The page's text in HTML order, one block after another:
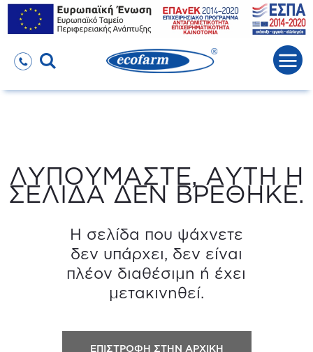
ΛΥΠΟΥΜΑΣΤΕ, ΑΥΤΗ Η
ΣΕΛΙΔΑ ΔΕΝ ΒΡΕΘΗΚΕ.
Η σελίδα που ψάχνετε
δεν υπάρχει, δεν είναι
πλέον διαθέσιμη ή έχει
μετακινηθεί.
ΕΠΙΣΤΡΟΦΗ ΣΤΗΝ ΑΡΧΙΚΗ